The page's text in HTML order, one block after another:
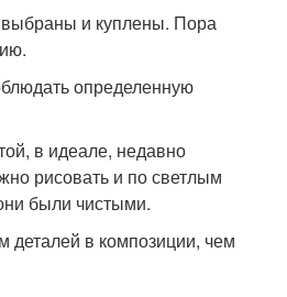
выбраны и куплены. Пора
определенную
в идеале, недавно
рисовать и по светлым
были чистыми.
деталей в композиции, чем